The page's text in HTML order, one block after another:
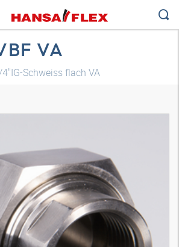
VA
Schweiss flach VA